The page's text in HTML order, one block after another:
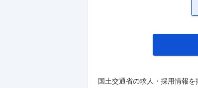
国土交通省の求人・採用情報